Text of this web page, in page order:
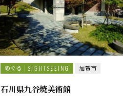
めぐる SIGHTSEEING 加賀市
石川県九谷焼美術館